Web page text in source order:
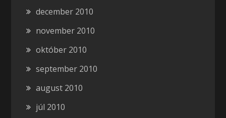
december 2010
november 2010
október 2010
september 2010
august 2010
júl 2010